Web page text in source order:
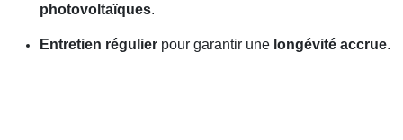
photovoltaïques.
Entretien régulier pour garantir une longévité accrue.